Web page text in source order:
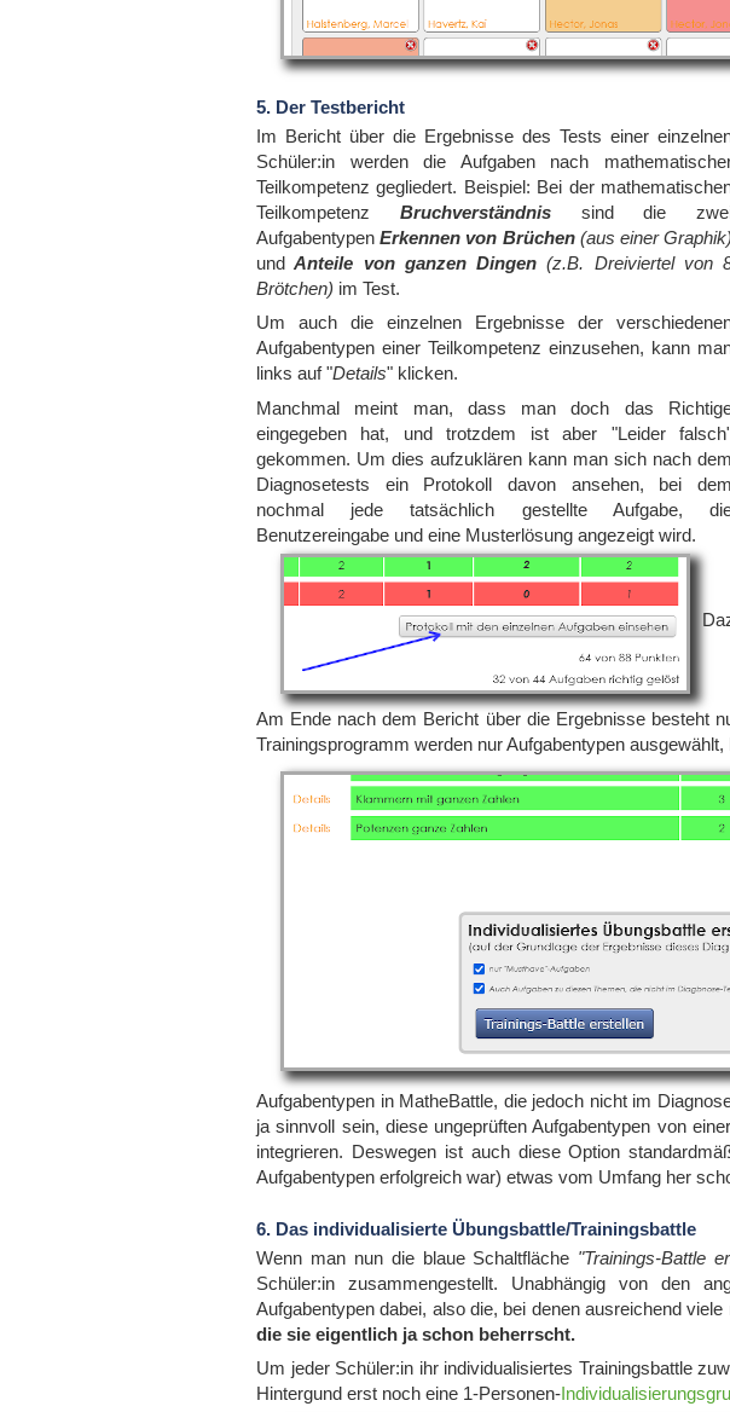
5. Der Testbericht
Im Bericht über die Ergebnisse des Tests einer
Schüler:in werden die Aufgaben nach
Teilkompetenz gegliedert. Beispiel: Bei der
Teilkompetenz Bruchverständnis
sind die
AufgabentypenErkennen von Brüchen(aus einer Graphik)
und Anteile von ganzen Dingen (z.B. Dreiviertel von
Brötchen) im Test.
Um auch die einzelnen Ergebnisse der
Aufgabentypen einer Teilkompetenz einzusehen, kann
links auf "Details" klicken.
Manchmal meint man, dass man doch das
eingegeben hat, und trotzdem ist aber "Leider
gekommen. Um dies aufzuklären kann man sich nach dem
Diagnosetests ein Protokoll davon ansehen, bei dem
nochmal jede tatsächlich gestellte Aufgabe,
Benutzereingabe und eine Musterlösung angezeigt wird.
Am Ende nach dem Bericht über die Ergebnisse besteht
Trainingsprogramm werden nur Aufgabentypen
Aufgabentypen in MatheBattle, die jedoch nicht im
ja sinnvoll sein, diese ungeprüften Aufgabentypen von
integrieren. Deswegen ist auch diese Option
Aufgabentypen erfolgreich war) etwas vom Umfang her
6. Das individualisierte Übungsbattle/Trainingsbattle
Wenn man nun die blaue Schaltfläche "Trainings-Battle
Schüler:in zusammengestellt. Unabhängig von den
Aufgabentypen dabei, also die, bei denen ausreichend
die sie eigentlich ja schon beherrscht.
Um jeder Schüler:in ihr individualisiertes Trainingsbattle
Hintergund erst noch eine 1-Personen-